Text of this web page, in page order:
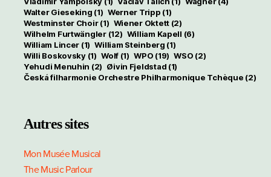
Walter Gieseking (1) Werner Tripp (1)
Westminster Choir(1) Wiener Oktett (2)
Wilhelm Furtwängler(12) William Kapell (6)
William Lincer (1) William Steinberg (1)
Willi Boskovsky(1) Wolf(1) WPO (19) WSO (2)
Yehudi Menuhin (2) Øivin Fjeldstad (1)
Česká filharmonie Orchestre Philharmonique Tchèque (2)
Autres sites
Mon Musée Musical
The Music Parlour